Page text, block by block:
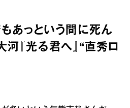
あっという間に死ん
『光る君へ』“直秀ロ